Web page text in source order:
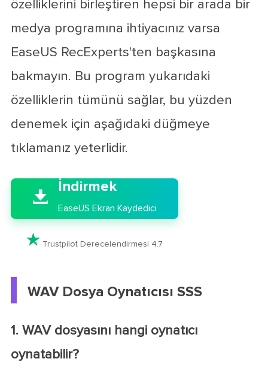
özelliklerini birleştiren hepsi bir arada bir
medya programına ihtiyacınız varsa
EaseUS RecExperts'ten başkasına
bakmayın. Bu program yukarıdaki
özelliklerin tümünü sağlar, bu yüzden
denemek için aşağıdaki düğmeye
tıklamanız yeterlidir.


İndirmek
EaseUS Ekran Kaydedici
 Trustpilot Derecelendirmesi 4.7
WAV Dosya Oynatıcısı SSS
1. WAV dosyasını hangi oynatıcı
oynatabilir?